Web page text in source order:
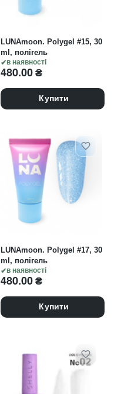
в наявності
LUNAmoon. Polygel #15, 30
ml, полігель
480.00₴
Купити
в наявності
LUNAmoon. Polygel #17, 30
ml, полігель
480.00₴
Купити